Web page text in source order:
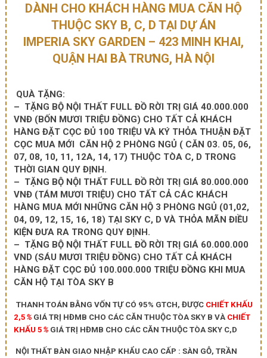
DÀNH CHO KHÁCH HÀNG MUA CĂN HỘ
THUỘC SKY B, C, D TẠI DỰ ÁN
IMPERIA SKY GARDEN – 423 MINH KHAI,
QUẬN HAI BÀ TRƯNG, HÀ NỘI
QUÀ TẶNG:
– TẶNG BỘ NỘI THẤT FULL ĐỒ RỜI TRỊ GIÁ 40.000.000
VNĐ (BỐN MƯƠI TRIỆU ĐỒNG) CHO TẤT CẢ KHÁCH
HÀNG ĐẶT CỌC ĐỦ 100 TRIỆU VÀ KÝ THỎA THUẬN ĐẶT
CỌC MUA MỚI CĂN HỘ 2 PHÒNG NGỦ ( CĂN 03. 05, 06,
07, 08, 10, 11, 12A, 14, 17) THUỘC TÒA C, D TRONG
THỜI GIAN QUY ĐỊNH.
– TẶNG BỘ NỘI THẤT FULL ĐỒ RỜI TRỊ GIÁ 80.000.000
VNĐ (TÁM MƯƠI TRIỆU) CHO TẤT CẢ CÁC KHÁCH
HÀNG MUA MỚI NHỮNG CĂN HỘ 3 PHÒNG NGỦ (01,02,
04, 09, 12, 15, 16, 18) TẠI SKY C, D VÀ THỎA MÃN ĐIỀU
KIỆN ĐƯA RA TRONG QUY ĐỊNH.
– TẶNG BỘ NỘI THẤT FULL ĐỒ RỜI TRỊ GIÁ 60.000.000
VND (SÁU MƯƠI TRIỆU ĐỒNG) CHO TẤT CẢ KHÁCH
HÀNG ĐẶT CỌC ĐỦ 100.000.000 TRIỆU ĐỒNG KHI MUA
CĂN HỘ TẠI TÒA SKY B
THANH TOÁN BẰNG VỐN TỰ CÓ 95% GTCH, ĐƯỢC CHIẾT KHẤU
2,5 %GIÁ TRỊ HĐMB CHO CÁC CĂN THUỘC TÒA SKY B VÀ CHIẾT
KHẤU 5 % GIÁ TRỊ HĐMB CHO CÁC CĂN THUỘC TÒA SKY C,D
NỘI THẤT BÀN GIAO NHẬP KHẨU CAO CẤP : SÀN GỖ, TRẦN